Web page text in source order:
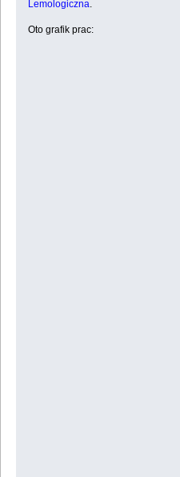
Lemologiczna.
Oto grafik prac: